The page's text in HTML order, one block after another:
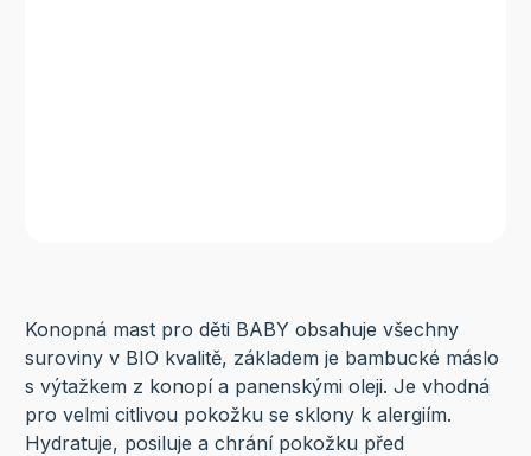
Konopná mast pro děti BABY obsahuje všechny
suroviny v BIO kvalitě, základem je bambucké máslo
s výtažkem z konopí a panenskými oleji. Je vhodná
pro velmi citlivou pokožku se sklony k alergiím.
Hydratuje, posiluje a chrání pokožku před